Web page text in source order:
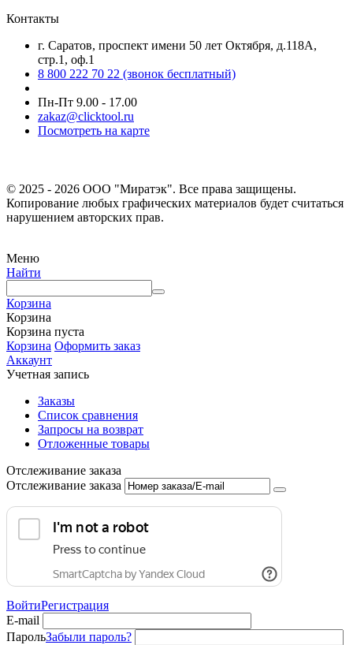
Контакты
г. Саратов, проспект имени 50 лет Октября, д.118А,
стр.1, оф.1
8 800 222 70 22 (звонок бесплатный)
Пн-Пт 9.00 - 17.00
zakaz@clicktool.ru
Посмотреть на карте
© 2025 - 2026 ООО "Миратэк". Все права защищены.
Копирование любых графических материалов будет считаться
нарушением авторских прав.
Меню
Найти
Корзина
Корзина
Корзина пуста
Корзина Оформить заказ
Аккаунт
Учетная запись
Заказы
Список сравнения
Запросы на возврат
Отложенные товары
Отслеживание заказа
Отслеживание заказа
ВойтиРегистрация
E-mail
ПарольЗабыли пароль?